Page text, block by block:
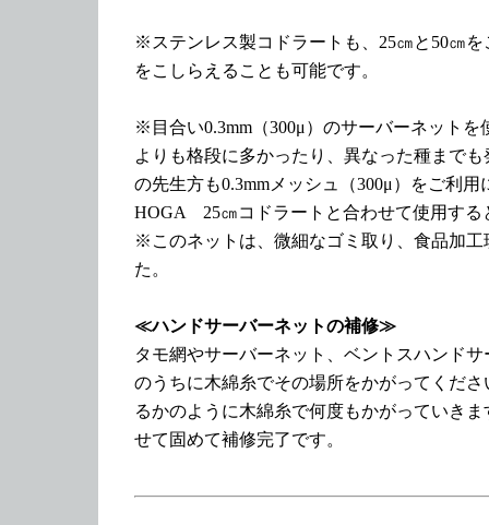
※ステンレス製コドラートも、25㎝と50㎝
をこしらえることも可能です。
※目合い0.3mm（300μ）のサーバーネット
よりも格段に多かったり、異なった種まで
の先生方も0.3mmメッシュ（300μ）をご利
HOGA 25㎝コドラートと合わせて使用する
※このネットは、微細なゴミ取り、食品加
た。
≪ハンドサーバーネットの補修≫
タモ網やサーバーネット、ベントスハンド
のうちに木綿糸でその場所をかがってくだ
るかのように木綿糸で何度もかがっていき
せて固めて補修完了です。